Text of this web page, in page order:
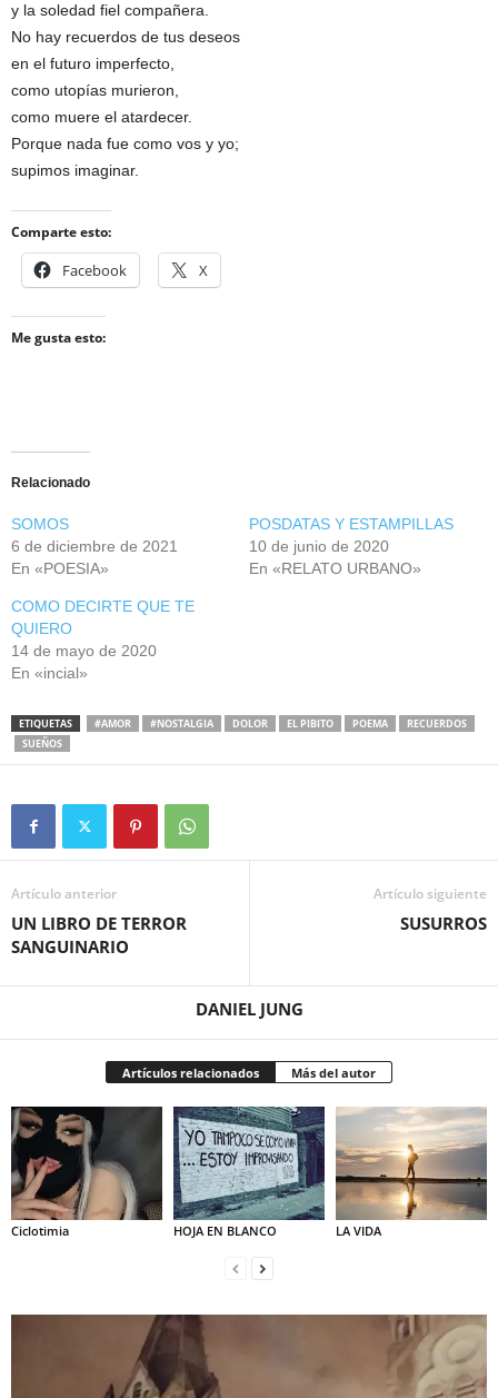
y la soledad fiel compañera.
No hay recuerdos de tus deseos
en el futuro imperfecto,
como utopías murieron,
como muere el atardecer.
Porque nada fue como vos y yo;
supimos imaginar.
Comparte esto:
Facebook X
Me gusta esto:
Relacionado
SOMOS
6 de diciembre de 2021
En «POESIA»
POSDATAS Y ESTAMPILLAS
10 de junio de 2020
En «RELATO URBANO»
COMO DECIRTE QUE TE
QUIERO
14 de mayo de 2020
En «incial»
ETIQUETAS #AMOR #NOSTALGIA DOLOR EL PIBITO POEMA
RECUERDOS
SUEÑOS
Artículo anterior
UN LIBRO DE TERROR
SANGUINARIO
Artículo siguiente
SUSURROS
DANIEL JUNG
Artículos relacionados Más del autor
Ciclotimia HOJA EN BLANCO LA VIDA